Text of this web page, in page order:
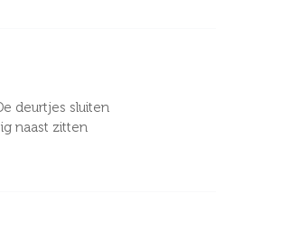
deurtjes sluiten
naast zitten